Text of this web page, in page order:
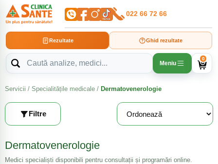
022 66 72 66
Rezultate Ghid rezultate
Meniu
0
Servicii / Specialitățile medicale / Dermatovenerologie
Filtre
Dermatovenerologie
Medici specialiști disponibili pentru consultații și programări online.